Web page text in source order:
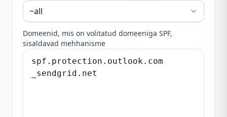
Domeenid, mis on volitatud domeeniga SPF,
sisaldavad mehhanisme